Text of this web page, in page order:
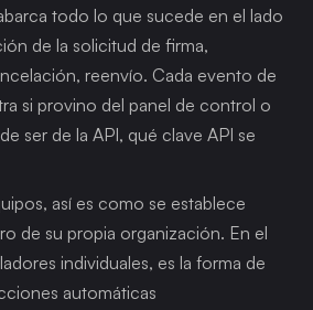
todo lo que sucede en el lado
de la solicitud de firma,
reenvío. Cada evento de
si provino del panel de control o
ser de la API, qué clave API se
así es como se establece
de su propia organización. En el
individuales, es la forma de
automáticas